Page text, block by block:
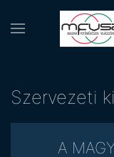
Szervezeti
A